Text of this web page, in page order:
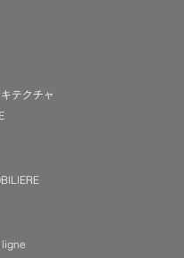
テクチャ